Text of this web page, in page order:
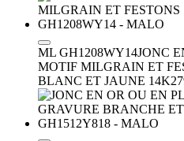
ML GH1208WY14JONC
MOTIF MILGRAIN ET
BLANC ET JAUNE 14K